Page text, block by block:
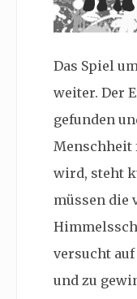
Das Spiel
weiter. Der
gefunden
Menschheit
wird, steht
müssen die
versucht
und zu